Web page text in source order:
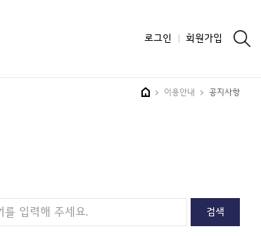
로그인 회원가입
이용안내 공지사항
검색